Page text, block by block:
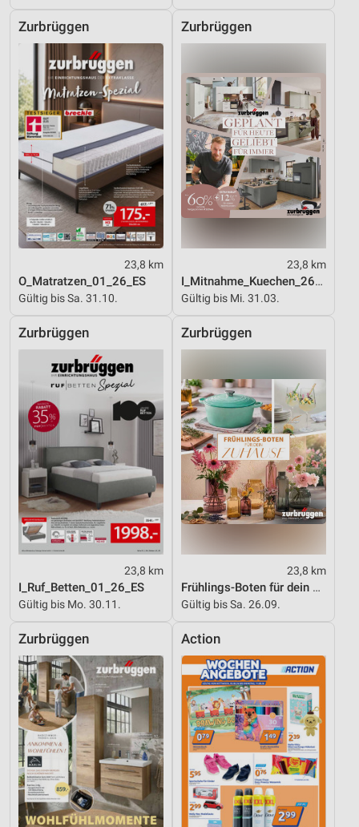
Zurbrüggen
23,8 km
O_Matratzen_01_26_ES
Gültig bis Sa. 31.10.
Zurbrüggen
23,8 km
I_Mitnahme_Kuechen_26_ES
Gültig bis Mi. 31.03.
Zurbrüggen
23,8 km
I_Ruf_Betten_01_26_ES
Gültig bis Mo. 30.11.
Zurbrüggen
23,8 km
Frühlings-Boten für dein Zuhause
Gültig bis Sa. 26.09.
Zurbrüggen Action